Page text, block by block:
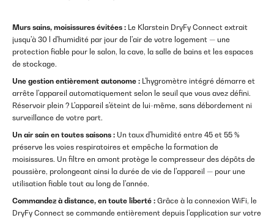
Murs sains, moisissures évitées : Le Klarstein DryFy Connect extrait
jusqu'à 30 l d'humidité par jour de l'air de votre logement — une
protection fiable pour le salon, la cave, la salle de bains et les espaces
de stockage.
Une gestion entièrement autonome : L'hygromètre intégré démarre et
arrête l'appareil automatiquement selon le seuil que vous avez défini.
Réservoir plein ? L'appareil s'éteint de lui-même, sans débordement ni
surveillance de votre part.
Un air sain en toutes saisons : Un taux d'humidité entre 45 et 55 %
préserve les voies respiratoires et empêche la formation de
moisissures. Un filtre en amont protège le compresseur des dépôts de
poussière, prolongeant ainsi la durée de vie de l'appareil — pour une
utilisation fiable tout au long de l'année.
Commandez à distance, en toute liberté : Grâce à la connexion WiFi, le
DryFy Connect se commande entièrement depuis l'application sur votre